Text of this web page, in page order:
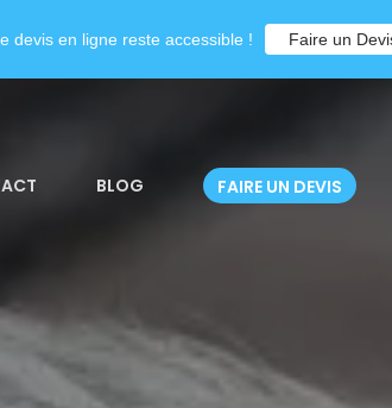
BLOG FAIRE UN DEVIS
devis en ligne reste accessible ! Faire un